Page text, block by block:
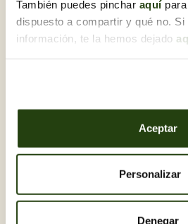
También puedes pinchar aquípara
dispuesto a compartir y qué no.
información, te la hemos dejado
Aceptar
Personalizar
Denegar
Descobreix-ne
regals